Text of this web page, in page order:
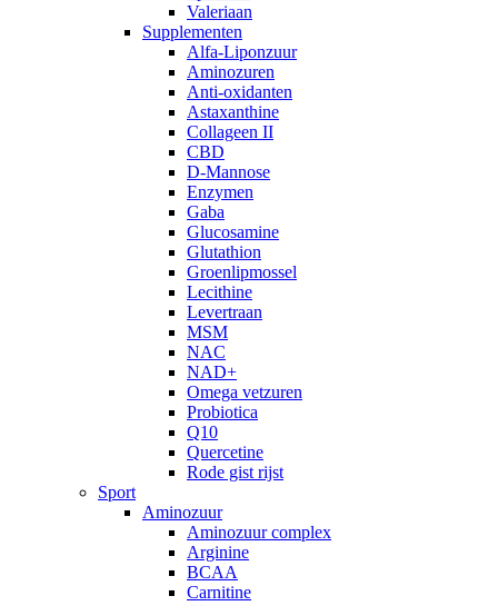
Valeriaan
Supplementen
Alfa-Liponzuur
Aminozuren
Anti-oxidanten
Astaxanthine
Collageen II
CBD
D-Mannose
Enzymen
Gaba
Glucosamine
Glutathion
Groenlipmossel
Lecithine
Levertraan
MSM
NAC
NAD+
Omega vetzuren
Probiotica
Q10
Quercetine
Rode gist rijst
Sport
Aminozuur
Aminozuur complex
Arginine
BCAA
Carnitine